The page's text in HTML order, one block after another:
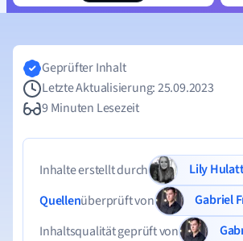
Geprüfter Inhalt
Letzte Aktualisierung: 25.09.2023
9 Minuten Lesezeit
Inhalte erstellt durch
Lily
Quellenüberprüft von
Gabriel
Inhaltsqualität geprüft von